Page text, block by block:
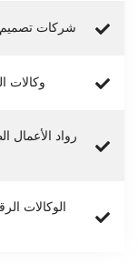
شركات تصميم
وكالات
رواد الأعمال
الوكالات